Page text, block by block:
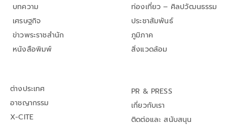
บทความ
เศรษฐกิจ
ข่าวพระราชสำนัก
หนังสือพิมพ์
ท่องเที่ยว – ศิลปวัฒนธรรม
ประชาสัมพันธ์
ภูมิภาค
สิ่งแวดล้อม
ต่างประเทศ
อาชญากรรม
X-CITE
PR & PRESS
เกี่ยวกับเรา
ติดต่อและ สนับสนุน